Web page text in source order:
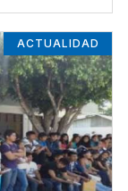
ACTUALIDAD